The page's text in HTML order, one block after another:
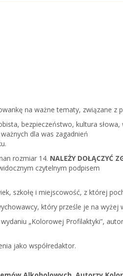
na ważne tematy, związane z
bezpieczeństwo, kultura słowa,
dla was zagadnień
rozmiar 14. NALEŻY DOŁĄCZYĆ
czytelnym podpisem
szkołę i miejscowość, z której
który prześle je na wyżej
„Kolorowej Profilaktyki”,
jako współredaktor.